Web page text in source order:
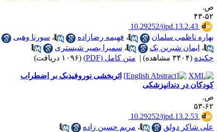
۴۳
‎ 10.29252/ijpd.13.2.43
ناظمی سلمان
،فهیمه رضازاده ،سورنا وهبی
،ایمان شیرین بک ،سمیرا بصیر شبستری
(۳۴۰۴ مشاهده) | متن کامل (PDF) (۱۰۹۶ دریافت)
اثربخشی نوروفیدبک بر اضطراب
در دندانپزشکی
۵۳
‎ 10.29252/ijpd.13.2.53
شاکر دولق
،مریم حسین زاده